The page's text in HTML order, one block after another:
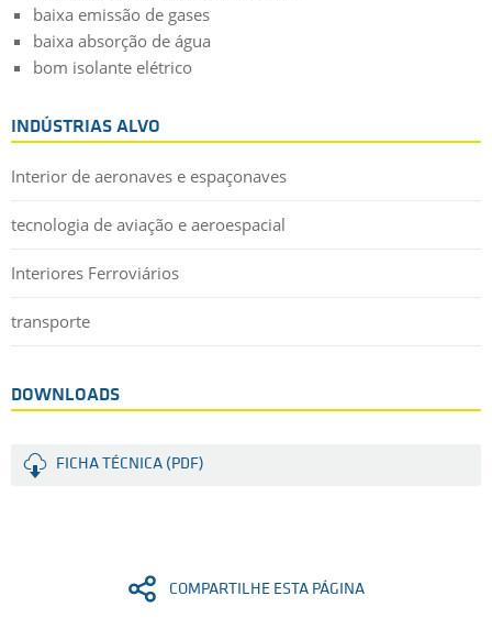
baixa emissão de gases
baixa absorção de água
bom isolante elétrico
INDÚSTRIAS ALVO
Interior de aeronaves e espaçonaves
tecnologia de aviação e aeroespacial
Interiores Ferroviários
transporte
DOWNLOADS
FICHA TÉCNICA (PDF)
COMPARTILHE ESTA PÁGINA